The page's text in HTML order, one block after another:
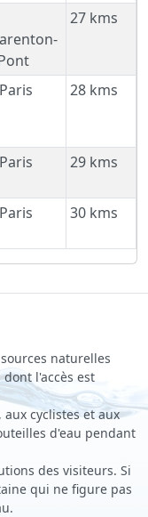
27 kms
Paris 28 kms
Paris 29 kms
Paris 30 kms
naturelles
l'accès est
cyclistes et aux
d'eau pendant
des visiteurs. Si
qui ne figure pas